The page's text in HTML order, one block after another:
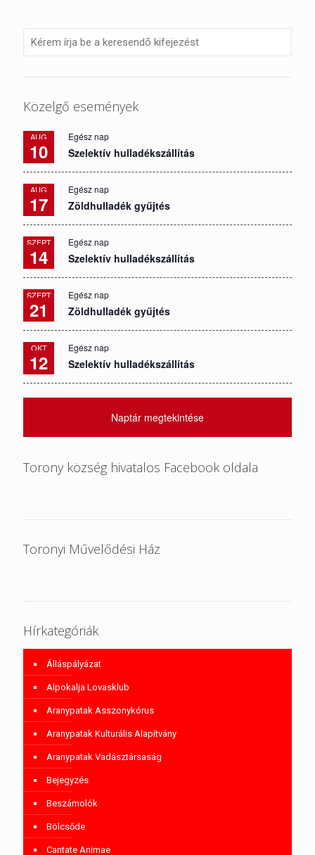
Közelgő események
AUG
10
Egész nap
Szelektív hulladékszállítás
AUG
17
Egész nap
Zöldhulladék gyűjtés
SZEPT
14
Egész nap
Szelektív hulladékszállítás
SZEPT
21
Egész nap
Zöldhulladék gyűjtés
OKT
12
Egész nap
Szelektív hulladékszállítás
Naptár megtekintése
Torony község hivatalos Facebook oldala
Toronyi Művelődési Ház
Hírkategóriák
Álláspályázat
Alpokalja Lovasklub
Aranypatak Asszonykórus
Aranypatak Kulturális Alapítvány
Aranypatak Vadásztársaság
Bejegyzés
Beszámolók
Bölcsőde
Cantate Animae